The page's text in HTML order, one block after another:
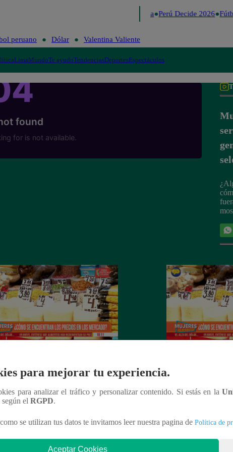
Me Caigo de Risa Perú Decide 2026
peruano Dólar Valentina Valiente
LimaMundoTe ayudoTendenciasDeportesEspectáculos
– Programa completo
para mejorar tu experiencia.
para analizar el tráfico y personalizar contenido. Si estás en la
según el RGPD.
se utilizan tus datos te invitamos leer nuestra pagina de Política de
Aceptar Cookies